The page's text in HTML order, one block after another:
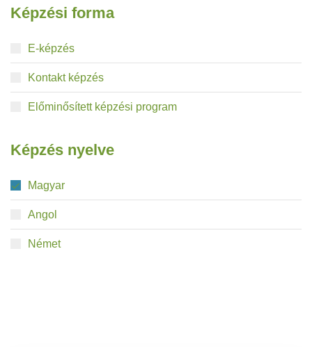
Képzési forma
E-képzés
Kontakt képzés
Előminősített képzési program
Képzés nyelve
Magyar
Angol
Német